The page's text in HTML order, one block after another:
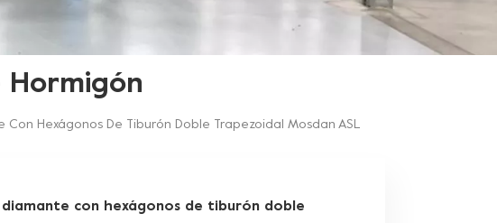
Hormigón
Con Hexágonos De Tiburón Doble Trapezoidal Mosdan ASL
con hexágonos de tiburón doble